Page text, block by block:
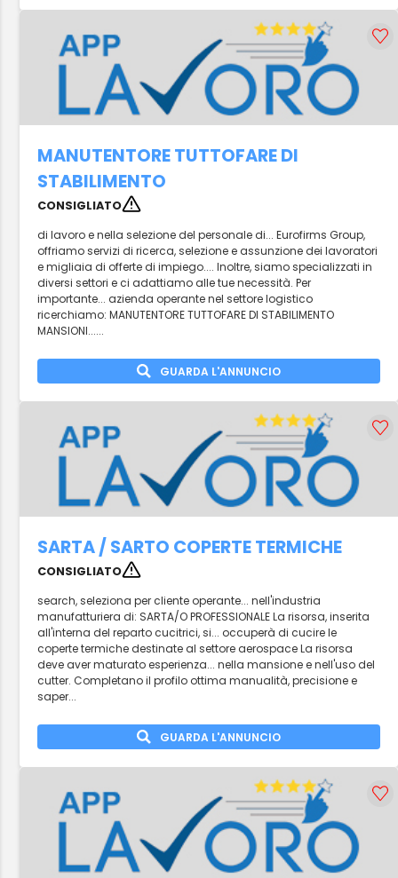
MANUTENTORE TUTTOFARE DI
STABILIMENTO
CONSIGLIATO
di lavoro e nella selezione del personale di... Eurofirms Group,
offriamo servizi di ricerca, selezione e assunzione dei lavoratori
e migliaia di offerte di impiego.... Inoltre, siamo specializzati in
diversi settori e ci adattiamo alle tue necessità. Per
importante... azienda operante nel settore logistico
ricerchiamo: MANUTENTORE TUTTOFARE DI STABILIMENTO
MANSIONI......
GUARDA L'ANNUNCIO
SARTA / SARTO COPERTE TERMICHE
CONSIGLIATO
search, seleziona per cliente operante... nell'industria
manufatturiera di: SARTA/O PROFESSIONALE La risorsa, inserita
all'interna del reparto cucitrici, si... occuperà di cucire le
coperte termiche destinate al settore aerospace La risorsa
deve aver maturato esperienza... nella mansione e nell'uso del
cutter. Completano il profilo ottima manualità, precisione e
saper...
GUARDA L'ANNUNCIO